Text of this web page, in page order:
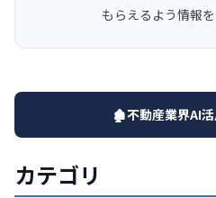
もらえるよう情報
🏚️不動産業界AI
カテゴリ